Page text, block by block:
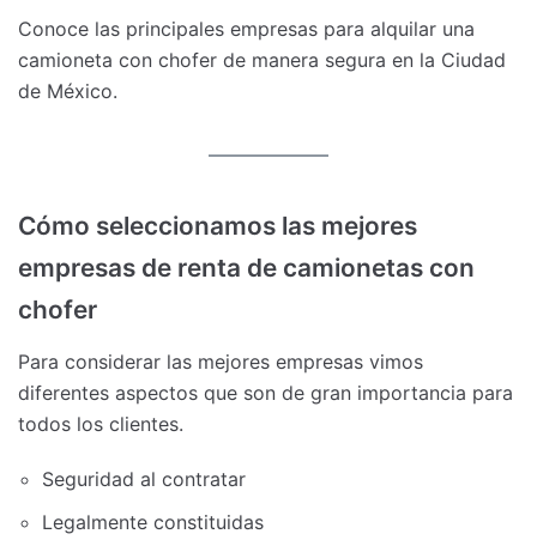
Conoce las principales empresas para alquilar una
camioneta con chofer de manera segura en la Ciudad
de México.
Cómo seleccionamos las mejores
empresas de renta de camionetas con
chofer
Para considerar las mejores empresas vimos
diferentes aspectos que son de gran importancia para
todos los clientes.
Seguridad al contratar
Legalmente constituidas